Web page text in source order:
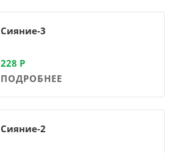
Сияние-3
228 Р
ПОДРОБНЕЕ
Сияние-2